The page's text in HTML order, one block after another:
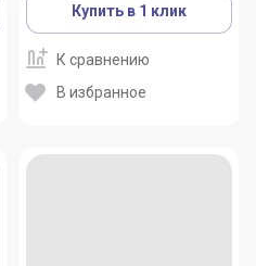
Купить в 1 клик
К сравнению
В избранное